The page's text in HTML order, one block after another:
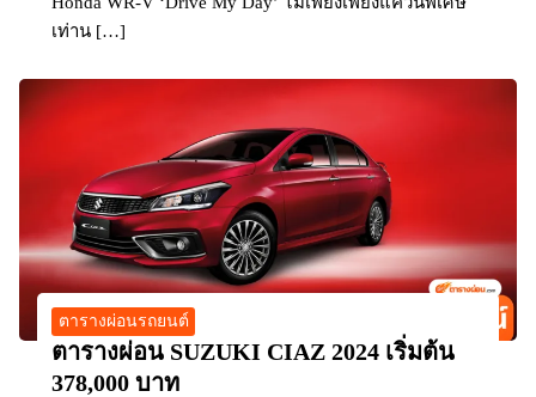
เท่าน […]
ตารางผ่อนรถยนต์
ตารางผ่อน SUZUKI CIAZ 2024 เริ่มต้น
378,000 บาท